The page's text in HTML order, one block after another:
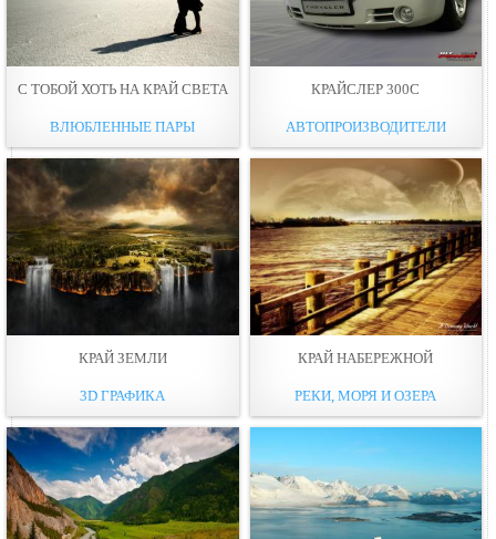
С ТОБОЙ ХОТЬ НА КРАЙ СВЕТА
ВЛЮБЛЕННЫЕ ПАРЫ
КРАЙСЛЕР 300С
АВТОПРОИЗВОДИТЕЛИ
КРАЙ ЗЕМЛИ
3D ГРАФИКА
КРАЙ НАБЕРЕЖНОЙ
РЕКИ, МОРЯ И ОЗЕРА